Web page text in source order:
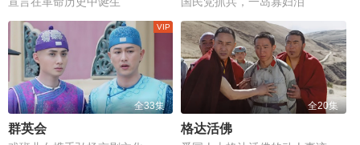
全33集
群英会
全20集
格达活佛